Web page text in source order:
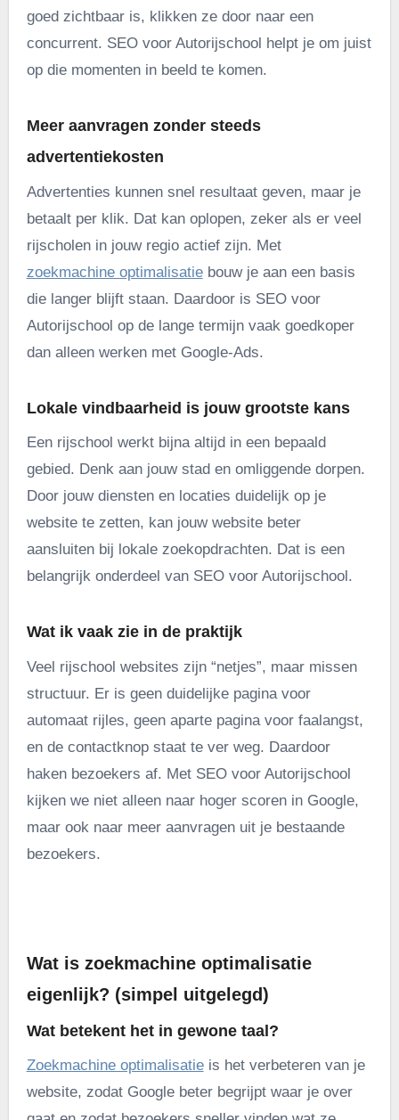
goed zichtbaar is, klikken ze door naar een
concurrent. SEO voor Autorijschool helpt je om juist
op die momenten in beeld te komen.
Meer aanvragen zonder steeds
advertentiekosten
Advertenties kunnen snel resultaat geven, maar je
betaalt per klik. Dat kan oplopen, zeker als er veel
rijscholen in jouw regio actief zijn. Met
zoekmachine optimalisatiebouw je aan een basis
die langer blijft staan. Daardoor is SEO voor
Autorijschool op de lange termijn vaak goedkoper
dan alleen werken met Google-Ads.
Lokale vindbaarheid is jouw grootste kans
Een rijschool werkt bijna altijd in een bepaald
gebied. Denk aan jouw stad en omliggende dorpen.
Door jouw diensten en locaties duidelijk op je
website te zetten, kan jouw website beter
aansluiten bij lokale zoekopdrachten. Dat is een
belangrijk onderdeel van SEO voor Autorijschool.
Wat ik vaak zie in de praktijk
Veel rijschool websites zijn “netjes”, maar missen
structuur. Er is geen duidelijke pagina voor
automaat rijles, geen aparte pagina voor faalangst,
en de contactknop staat te ver weg. Daardoor
haken bezoekers af. Met SEO voor Autorijschool
kijken we niet alleen naar hoger scoren in Google,
maar ook naar meer aanvragen uit je bestaande
bezoekers.
Wat is zoekmachine optimalisatie
eigenlijk? (simpel uitgelegd)
Wat betekent het in gewone taal?
Zoekmachine optimalisatieis het verbeteren van je
website, zodat Google beter begrijpt waar je over